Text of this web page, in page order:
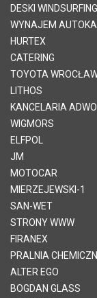
DESKI
WYNAJEM
HURTEX
CATERING
TOYOTA
LITHOS
KANCELARIA
WIGMORS
ELFPOL
JM
MOTOCAR
MIERZEJEWSKI-1
SAN-WET
STRONY WWW
FIRANEX
PRALNIA
ALTER EGO
BOGDAN GLASS